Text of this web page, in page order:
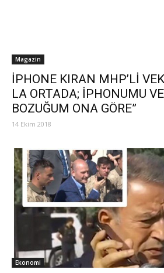
Magazin
İPHONE KIRAN MHP’Lİ
LA ORTADA; İPHONUMU
BOZUĞUM ONA GÖRE”
14 Ekim 2018
Ekonomi